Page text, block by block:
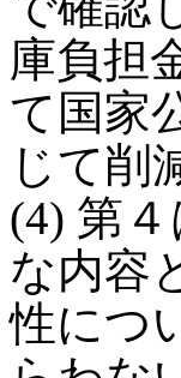
庫負担
て国家
じて削
(4) 第
な内容
性につ